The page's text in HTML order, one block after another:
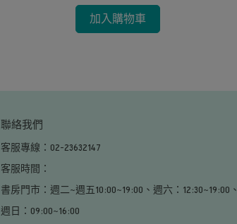
加入購物車
聯絡我們
客服專線：02-23632147
客服時間：
書房門市：週二~週五10:00~19:00、週六：12:30~19:00、
週日：09:00~16:00